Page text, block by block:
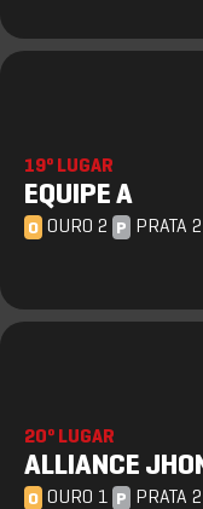
19º LUGAR
EQUIPE A
O OURO 2 P PRATA 2
20º LUGAR
ALLIANCE
O OURO 1 P PRATA 2